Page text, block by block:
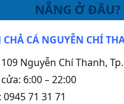
NẴNG Ở ĐÂU?
CÁ NGUYỄN CHÍ
Nguyễn Chí Thanh,
6:00 – 22:00
71 31 71